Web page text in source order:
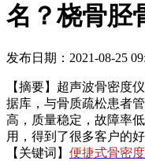
名？桡骨胫
发布日期：2021-08-25
【摘要】超声波骨密度
据库，与骨质疏松患者
高，质量稳定，故障率
用，得到了很多客户的
【关键词】 便捷式骨密